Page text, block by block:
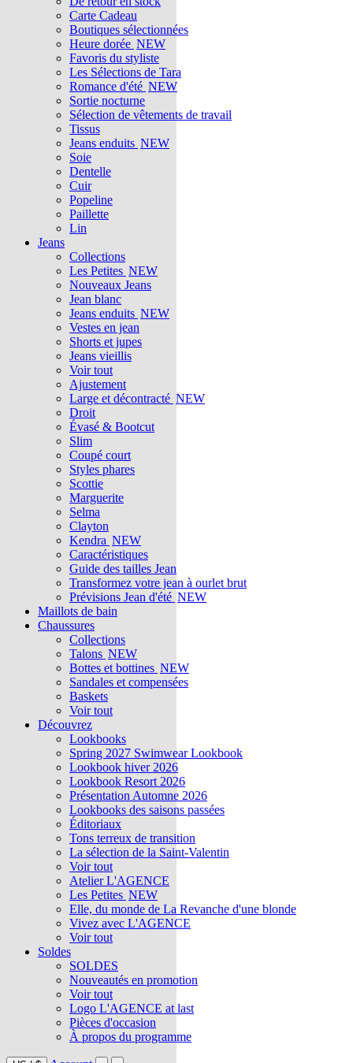
Carte Cadeau
Boutiques sélectionnées
Heure dorée NEW
Favoris du styliste
Les Sélections de Tara
Romance d'été NEW
Sortie nocturne
Sélection de vêtements de travail
Tissus
Jeans enduits NEW
Soie
Dentelle
Cuir
Popeline
Paillette
Lin
Jeans
Collections
Les Petites NEW
Nouveaux Jeans
Jean blanc
Jeans enduits NEW
Vestes en jean
Shorts et jupes
Jeans vieillis
Voir tout
Ajustement
Large et décontracté NEW
Droit
Évasé & Bootcut
Slim
Coupé court
Styles phares
Scottie
Marguerite
Selma
Clayton
Kendra NEW
Caractéristiques
Guide des tailles Jean
Transformez votre jean à ourlet brut
Prévisions Jean d'été NEW
Maillots de bain
Chaussures
Collections
Talons NEW
Bottes et bottines NEW
Sandales et compensées
Baskets
Voir tout
Découvrez
Lookbooks
Spring 2027 Swimwear Lookbook
Lookbook hiver 2026
Lookbook Resort 2026
Présentation Automne 2026
Lookbooks des saisons passées
Éditoriaux
Tons terreux de transition
La sélection de la Saint-Valentin
Voir tout
Atelier L'AGENCE
Les Petites NEW
Elle, du monde de La Revanche d'une blonde
Vivez avec L'AGENCE
Voir tout
Soldes
SOLDES
Nouveautés en promotion
Voir tout
Logo L'AGENCE at last
Pièces d'occasion
À propos du programme